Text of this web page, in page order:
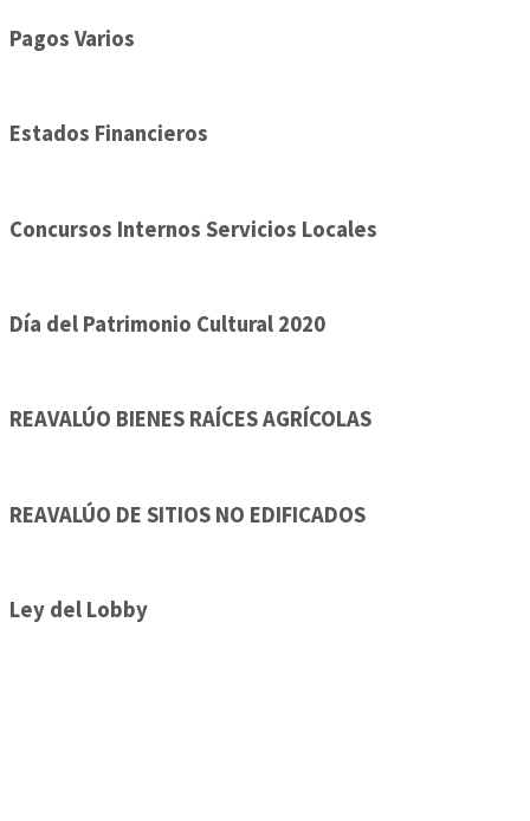
Pagos Varios
Estados Financieros
Concursos Internos Servicios Locales
Día del Patrimonio Cultural 2020
REAVALÚO BIENES RAÍCES AGRÍCOLAS
REAVALÚO DE SITIOS NO EDIFICADOS
Ley del Lobby